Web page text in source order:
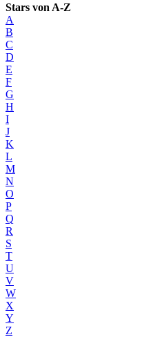
Stars von A-Z
A
B
C
D
E
F
G
H
I
J
K
L
M
N
O
P
Q
R
S
T
U
V
W
X
Y
Z